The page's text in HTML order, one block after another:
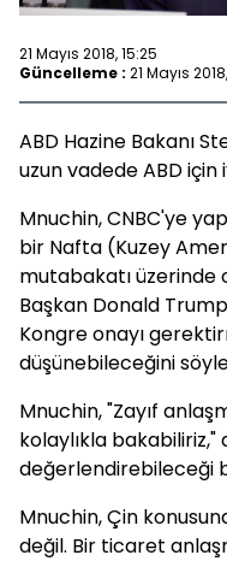
21 Mayıs 2018, 15:25
Güncelleme : 21 Mayıs
ABD Hazine Bakanı
uzun vadede ABD için
Mnuchin, CNBC'ye
bir Nafta (Kuzey
mutabakatı üzerinde
Başkan Donald
Kongre onayı
düşünebileceğini
Mnuchin, "Zayıf
kolaylıkla bakabiliriz,"
değerlendirebileceği
Mnuchin, Çin
değil. Bir ticaret